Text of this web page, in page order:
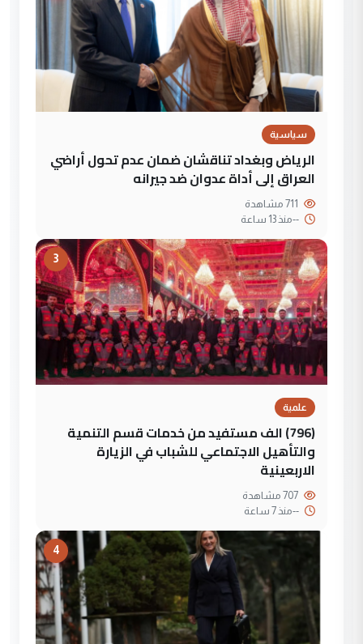
سياسية
الرياض وبغداد تناقشان ضمان عدم تحول أراضي
العراق إلى أداة عدوان ضد جيرانه
--منذ 13 ساعة
3
علمية
(796) الف مستفيد من خدمات قسم التنمية
والتأهيل الاجتماعي للشباب في الزيارة
الاربعينية
--منذ 7 ساعة
4